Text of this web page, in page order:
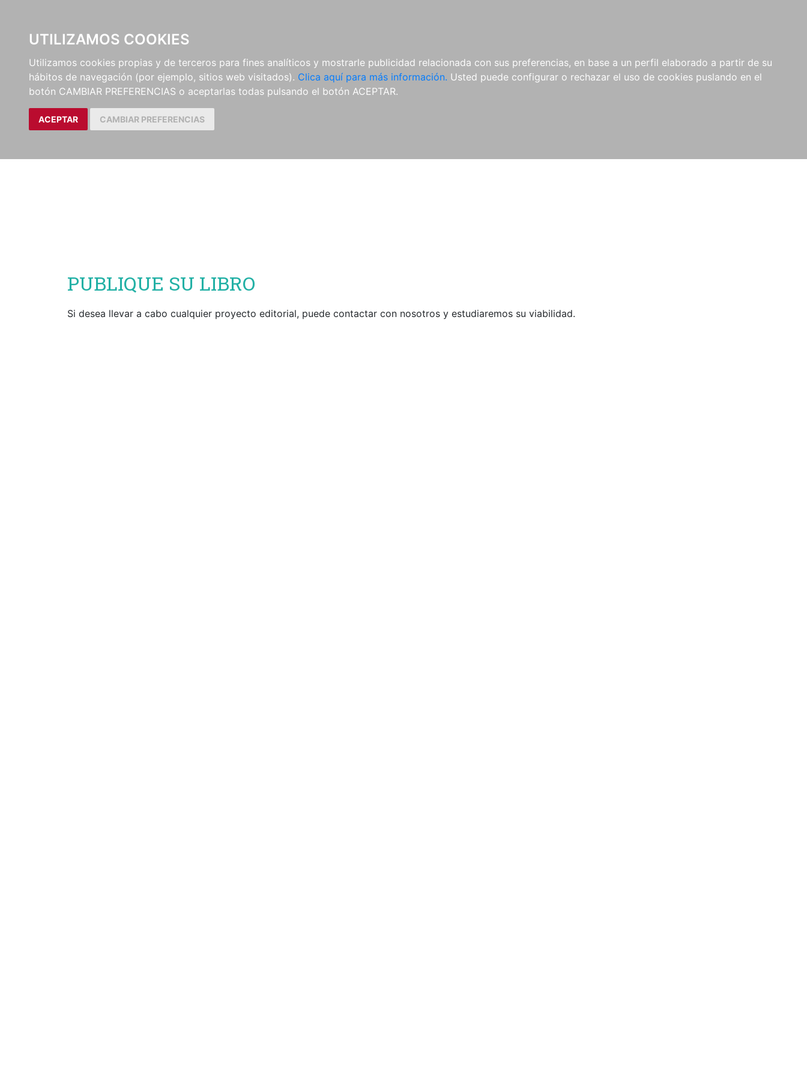
UTILIZAMOS COOKIES
Utilizamos cookies propias y de terceros para fines analíticos y mostrarle publicidad relacionada con sus preferencias, en base a un perfil elaborado a partir de su
hábitos de navegación (por ejemplo, sitios web visitados). Clica aquí para más información. Usted puede configurar o rechazar el uso de cookies puslando en el
botón CAMBIAR PREFERENCIAS o aceptarlas todas pulsando el botón ACEPTAR.
ACEPTAR CAMBIAR PREFERENCIAS
QUIÉNES SOMOS CATÁLOGO ACTUALIZACIONES E-BOOKS CURSOS PUBLIQUE SU LIBRO CONTACTO
PUBLIQUE SU LIBRO
Si desea llevar a cabo cualquier proyecto editorial, puede contactar con nosotros y estudiaremos su viabilidad.